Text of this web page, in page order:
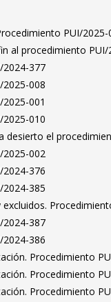
PUI/2025-
al procedimiento PUI/
2024-377
008
001
010
desierto el
2025-002
376
385
2024-387
386
Procedimiento
Procedimiento
Procedimiento